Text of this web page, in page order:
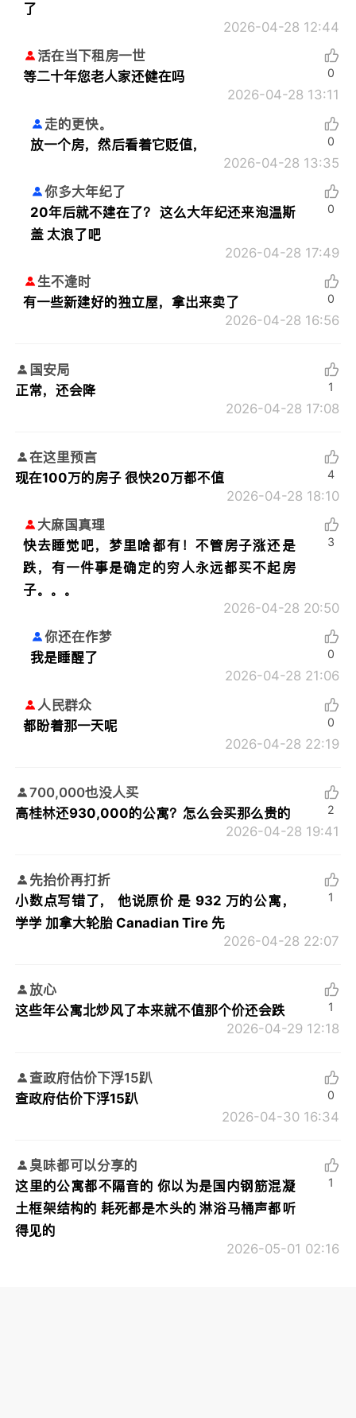
了
2026-04-28 12:44
活在当下租房一世
等二十年您老人家还健在吗
2026-04-28 13:11
0
走的更快。
放一个房，然后看着它贬值，
2026-04-28 13:35
0
你多大年纪了
20年后就不建在了？ 这么大年纪还来泡温斯
盖 太浪了吧
2026-04-28 17:49
0
生不逢时
有一些新建好的独立屋，拿出来卖了
2026-04-28 16:56
0
国安局
正常，还会降
2026-04-28 17:08
1
在这里预言
现在100万的房子 很快20万都不值
2026-04-28 18:10
4
大麻国真理
快去睡觉吧，梦里啥都有！不管房子涨还是
跌，有一件事是确定的穷人永远都买不起房
子。。。
2026-04-28 20:50
3
你还在作梦
我是睡醒了
2026-04-28 21:06
0
人民群众
都盼着那一天呢
2026-04-28 22:19
0
700,000也没人买
高桂林还930,000的公寓？怎么会买那么贵的
2026-04-28 19:41
2
先抬价再打折
小数点写错了， 他说原价 是 932 万的公寓，
学学 加拿大轮胎 Canadian Tire 先
2026-04-28 22:07
1
放心
这些年公寓北炒风了本来就不值那个价还会跌
2026-04-29 12:18
1
查政府估价下浮15趴
查政府估价下浮15趴
2026-04-30 16:34
0
臭味都可以分享的
这里的公寓都不隔音的 你以为是国内钢筋混凝
土框架结构的 耗死都是木头的 淋浴马桶声都听
得见的
2026-05-01 02:16
1